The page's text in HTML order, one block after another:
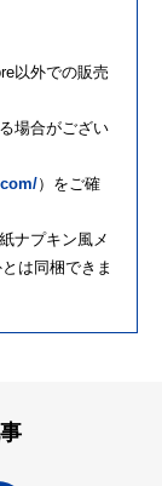
以外での販売
場合がござい
）をご確
ナプキン風メ
は同梱できま